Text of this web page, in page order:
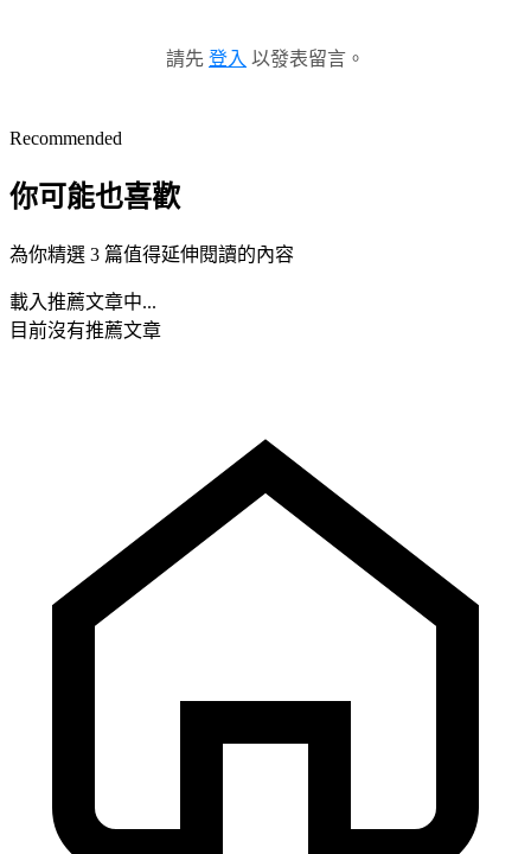
請先 登入 以發表留言。
Recommended
你可能也喜歡
為你精選 3 篇值得延伸閱讀的內容
載入推薦文章中...
目前沒有推薦文章